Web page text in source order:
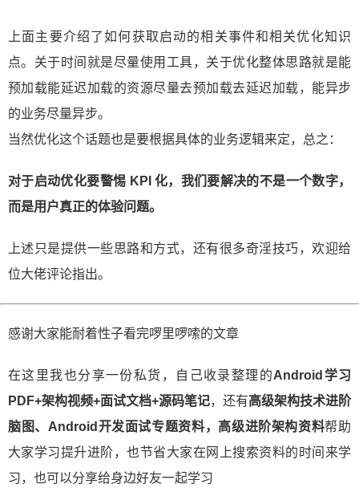
上面主要介绍了如何获取启动的相关事件和相关优化知识
点。关于时间就是尽量使用工具，关于优化整体思路就是能
预加载能延迟加载的资源尽量去预加载去延迟加载，能异步
的业务尽量异步。
当然优化这个话题也是要根据具体的业务逻辑来定，总之：
对于启动优化要警惕 KPI 化，我们要解决的不是一个数字，
而是用户真正的体验问题。
上述只是提供一些思路和方式，还有很多奇淫技巧，欢迎给
位大佬评论指出。
感谢大家能耐着性子看完啰里啰嗦的文章
在这里我也分享一份私货，自己收录整理的Android学习
PDF+架构视频+面试文档+源码笔记，还有高级架构技术进阶
脑图、Android开发面试专题资料，高级进阶架构资料帮助
大家学习提升进阶，也节省大家在网上搜索资料的时间来学
习，也可以分享给身边好友一起学习